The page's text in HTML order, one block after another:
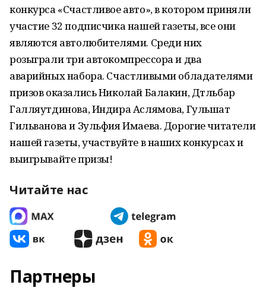
конкурса «Счастливое авто», в котором приняли
участие 32 подписчика нашей газеты, все они
являются автолюбителями. Среди них
розыграли три автокомпрессора и два
аварийных набора. Счастливыми обладателями
призов оказались Николай Балакин, Дтльбар
Галляутдинова, Индира Аслямова, Гульшат
Гильванова и Зульфия Имаева. Дорогие читатели
нашей газеты, участвуйте в наших конкурсах и
выигрывайте призы!
Читайте нас
Партнеры